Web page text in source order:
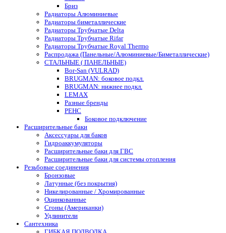
Бриз
Радиаторы Алюминиевые
Радиаторы биметаллические
Радиаторы Трубчатые Delta
Радиаторы Трубчатые Rifar
Радиаторы Трубчатые Royal Thermo
Распродажа (Панельные/Алюминиевые/Биметаллические)
СТАЛЬНЫЕ ( ПАНЕЛЬНЫЕ)
Bor-San (VULRAD)
BRUGMAN: боковое подкл.
BRUGMAN: нижнее подкл.
LEMAX
Разные бренды
РЕНС
Боковое подключение
Расширительные баки
Аксессуары для баков
Гидроаккумуляторы
Расширительные баки для ГВС
Расширительные баки для системы отопления
Резьбовые соединения
Бронзовые
Латунные (без покрытия)
Никелированные / Хромированные
Оцинкованные
Сгоны (Американки)
Удлинители
Сантехника